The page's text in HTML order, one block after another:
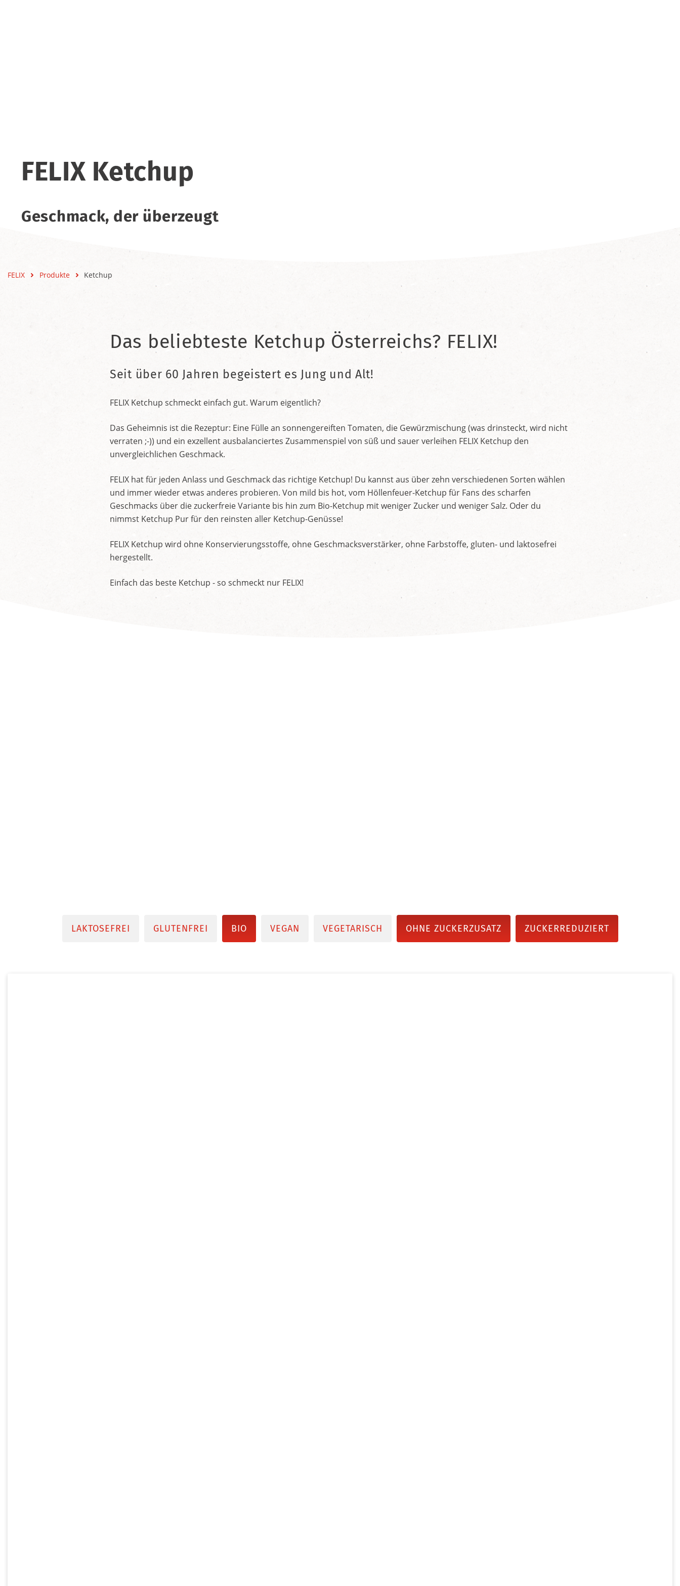
FELIX Ketchup
Geschmack, der überzeugt
FELIX Produkte Ketchup
Das beliebteste Ketchup Österreichs? FELIX!
Seit über 60 Jahren begeistert es Jung und Alt!
FELIX Ketchup schmeckt einfach gut. Warum eigentlich?
Das Geheimnis ist die Rezeptur: Eine Fülle an sonnengereiften Tomaten, die Gewürzmischung (was drinsteckt, wird nicht
verraten ;-)) und ein exzellent ausbalanciertes Zusammenspiel von süß und sauer verleihen FELIX Ketchup den
unvergleichlichen Geschmack.
FELIX hat für jeden Anlass und Geschmack das richtige Ketchup! Du kannst aus über zehn verschiedenen Sorten wählen
und immer wieder etwas anderes probieren. Von mild bis hot, vom Höllenfeuer-Ketchup für Fans des scharfen
Geschmacks über die zuckerfreie Variante bis hin zum Bio-Ketchup mit weniger Zucker und weniger Salz. Oder du
nimmst Ketchup Pur für den reinsten aller Ketchup-Genüsse!
FELIX Ketchup wird ohne Konservierungsstoffe, ohne Geschmacksverstärker, ohne Farbstoffe, gluten- und laktosefrei
hergestellt.
Einfach das beste Ketchup - so schmeckt nur FELIX!
LAKTOSEFREI GLUTENFREI BIO VEGAN VEGETARISCH OHNE ZUCKERZUSATZ ZUCKERREDUZIERT